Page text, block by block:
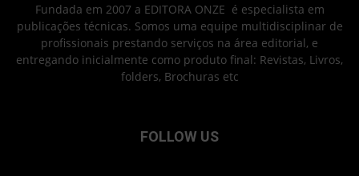
Fundada em 2007 a EDITORA ONZE é especialista em
publicações técnicas. Somos uma equipe multidisciplinar de
profissionais prestando serviços na área editorial, e
entregando inicialmente como produto final: Revistas, Livros,
folders, Brochuras etc
FOLLOW US